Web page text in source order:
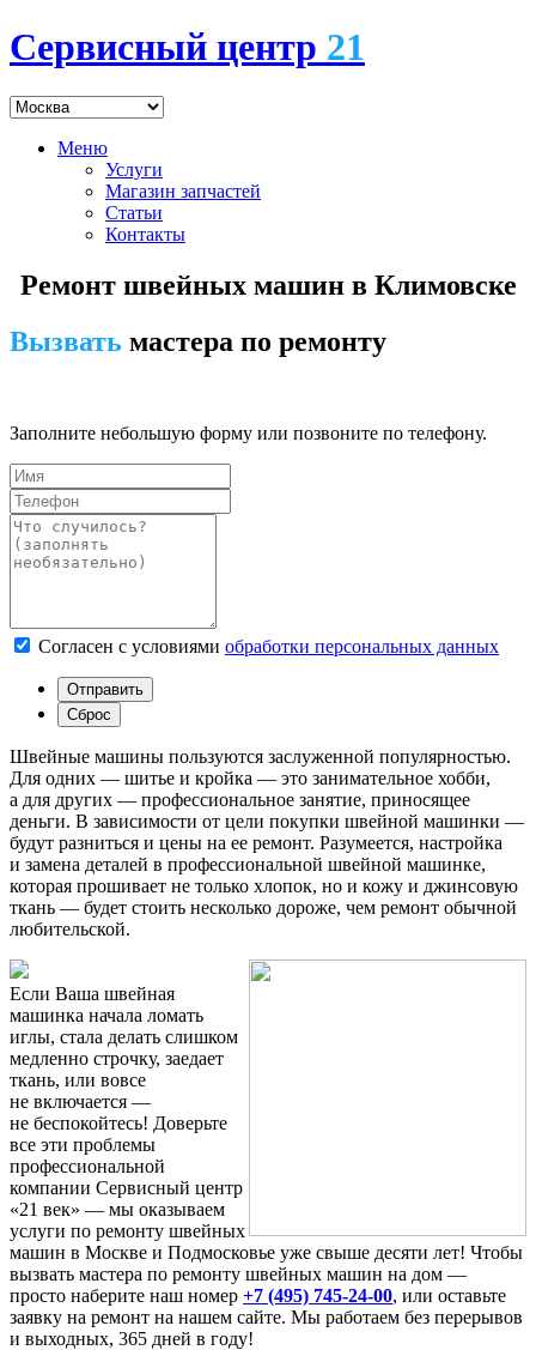
Сервисный центр 21
Меню
Услуги
Магазин запчастей
Статьи
Контакты
Ремонт швейных машин в Климовске
Вызвать мастера по ремонту
Заполните небольшую форму или позвоните по телефону.
Согласен с условиями обработки персональных данных
Швейные машины пользуются заслуженной популярностью.
Для одних — шитье и кройка — это занимательное хобби,
а для других — профессиональное занятие, приносящее
деньги. В зависимости от цели покупки швейной машинки —
будут разниться и цены на ее ремонт. Разумеется, настройка
и замена деталей в профессиональной швейной машинке,
которая прошивает не только хлопок, но и кожу и джинсовую
ткань — будет стоить несколько дороже, чем ремонт обычной
любительской.
Если Ваша швейная
машинка начала ломать
иглы, стала делать слишком
медленно строчку, заедает
ткань, или вовсе
не включается —
не беспокойтесь! Доверьте
все эти проблемы
профессиональной
компании Сервисный центр
«21 век» — мы оказываем
услуги по ремонту швейных
машин в Москве и Подмосковье уже свыше десяти лет! Чтобы
вызвать мастера по ремонту швейных машин на дом —
просто наберите наш номер +7 (495) 745-24-00, или оставьте
заявку на ремонт на нашем сайте. Мы работаем без перерывов
и выходных, 365 дней в году!